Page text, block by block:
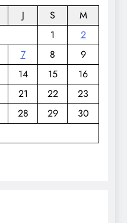
J S
M
1
2
7 8
9
14 15
16
21 22
23
28 29
30